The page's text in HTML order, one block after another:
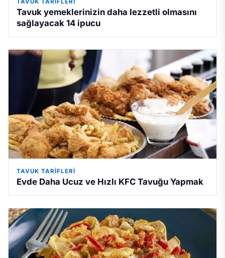
TAVUK TARIFLERI
Tavuk yemeklerinizin daha lezzetli olmasını
sağlayacak 14 ipucu
TAVUK TARIFLERI
Evde Daha Ucuz ve Hızlı KFC Tavuğu Yapmak